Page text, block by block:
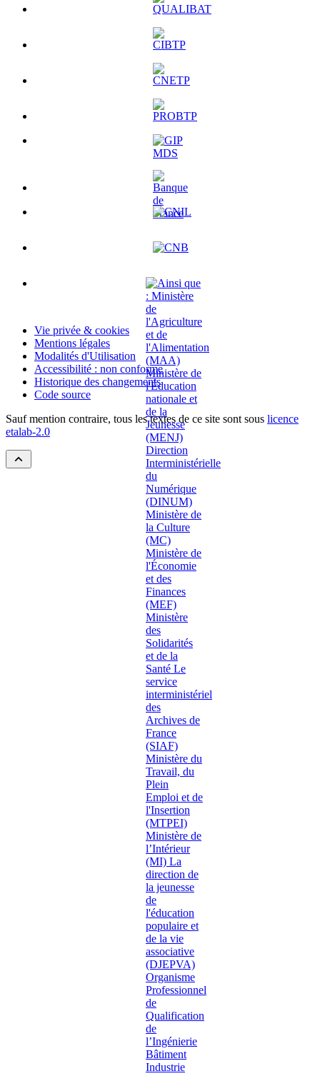
Vie privée & cookies
Mentions légales
Modalités d'Utilisation
Accessibilité : non conforme
Historique des changements
Code source
Sauf mention contraire, tous les textes de ce site sont sous licence
etalab-2.0